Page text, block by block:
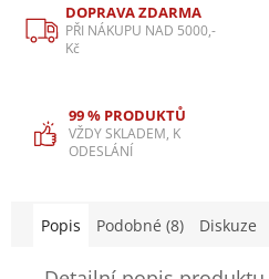
DOPRAVA ZDARMA
PŘI NÁKUPU NAD 5000,-
Kč
99 % PRODUKTŮ
VŽDY SKLADEM, K
ODESLÁNÍ
Popis Podobné (8) Diskuze